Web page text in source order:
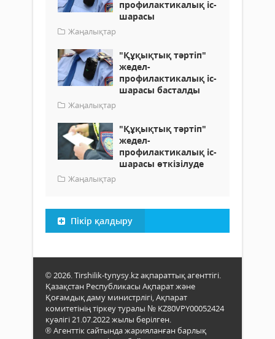
профилактикалық іс-
шарасы
Жаңалықтар
"Құқықтық тәртіп"
жедел-
профилактикалық іс-
шарасы басталды
Жаңалықтар
"Құқықтық тәртіп"
жедел-
профилактикалық іс-
шарасы өткізілуде
Жаңалықтар
Пікір қалдыру
© 2026. Tirshilik-tynysy.kz ақпараттық агенттігі.
Қазақстан Республикасы Ақпарат және
Қоғамдық даму министрлігі, Ақпарат
комитетінің тіркеу туралы № KZ80VPY00052424
куәлігі 21.07.2022 жылы берілген.
® Агенттік сайтында жарияланған барлық